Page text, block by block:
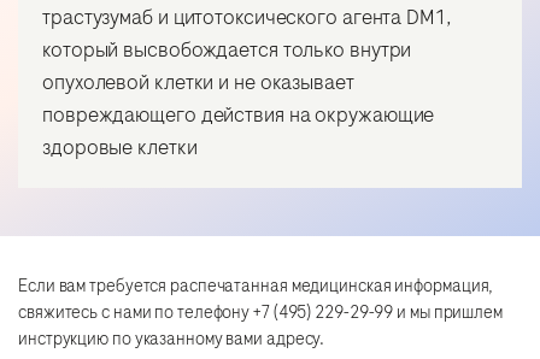
трастузумаб и цитотоксического агента DM1,
который высвобождается только внутри
опухолевой клетки и не оказывает
повреждающего действия на окружающие
здоровые клетки
Если вам требуется распечатанная медицинская информация,
свяжитесь с нами по телефону +7 (495) 229-29-99 и мы пришлем
инструкцию по указанному вами адресу.